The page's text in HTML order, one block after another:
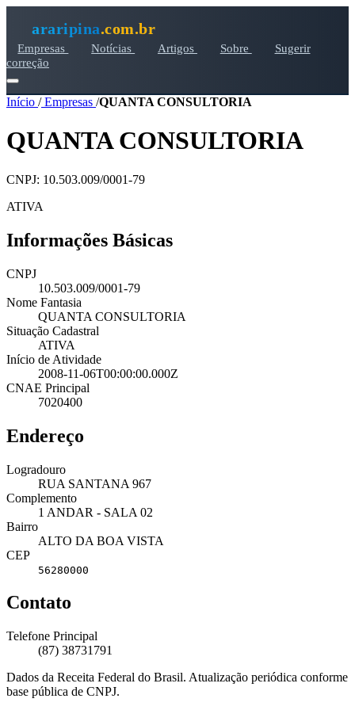
araripina.com.br
Empresas Notícias Artigos Sobre
Sugerir
correção
Início /Empresas /QUANTA CONSULTORIA
QUANTA CONSULTORIA
CNPJ: 10.503.009/0001-79
ATIVA
Informações Básicas
CNPJ
10.503.009/0001-79
Nome Fantasia
QUANTA CONSULTORIA
Situação Cadastral
ATIVA
Início de Atividade
2008-11-06T00:00:00.000Z
CNAE Principal
7020400
Endereço
Logradouro
RUA SANTANA 967
Complemento
1 ANDAR - SALA 02
Bairro
ALTO DA BOA VISTA
CEP
56280000
Contato
Telefone Principal
(87) 38731791
Dados da Receita Federal do Brasil. Atualização periódica conforme
base pública de CNPJ.